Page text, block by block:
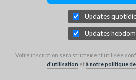
Updates
Updates
Votre inscription sera strictement utilisée
d'utilisation età notre politique